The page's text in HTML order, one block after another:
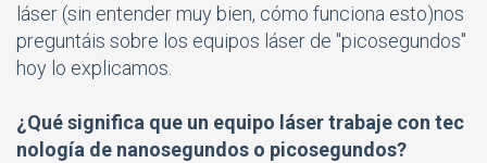
láser (sin entender muy bien, cómo funciona esto)nos
preguntáis sobre los equipos láser de "picosegundos"
hoy lo explicamos.
¿Qué significa que un equipo láser trabaje con tec
nología de nanosegundos o picosegundos?